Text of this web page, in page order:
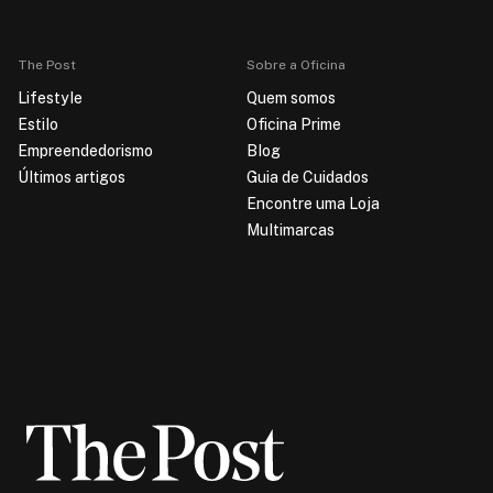
The Post
Lifestyle
Estilo
Empreendedorismo
Últimos artigos
Sobre a Oficina
Quem somos
Oficina Prime
Blog
Guia de Cuidados
Encontre uma Loja
Multimarcas